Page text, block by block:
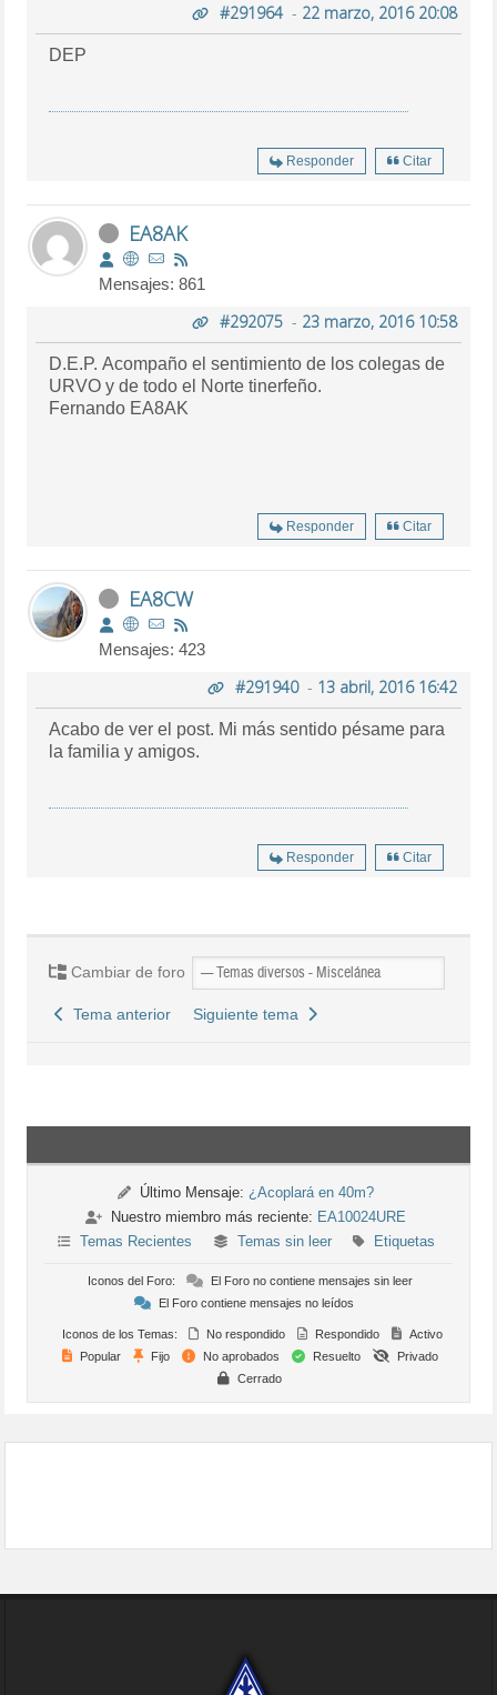
#291964- 22 marzo, 2016 20:08
DEP
Responder Citar
EA8AK
Mensajes: 861
#292075- 23 marzo, 2016 10:58
D.E.P. Acompaño el sentimiento de los colegas de
URVO y de todo el Norte tinerfeño.
Fernando EA8AK
Responder Citar
EA8CW
Mensajes: 423
#291940- 13 abril, 2016 16:42
Acabo de ver el post. Mi más sentido pésame para
la familia y amigos.
Responder Citar
Cambiar de foro
Tema anterior Siguiente tema
Último Mensaje: ¿Acoplará en 40m?
Nuestro miembro más reciente: EA10024URE
Temas Recientes
Temas sin leer Etiquetas
Iconos del Foro:
El Foro no contiene mensajes sin leer
El Foro contiene mensajes no leídos
Iconos de los Temas: No respondido Respondido
Activo
Popular
Fijo No aprobados Resuelto
Privado
Cerrado